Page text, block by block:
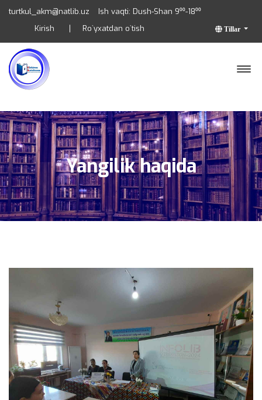
turtkul_akm@natlib.uz Ish vaqti: Dush-Shan 9⁰⁰-18⁰⁰
Tillar
Kirish Ro`yxatdan o`tish
Yangilik haqida